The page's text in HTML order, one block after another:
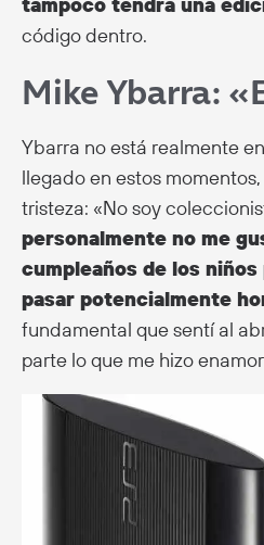
código dentro.
Mike Ybarra:
Ybarra no está realmente
llegado en estos
tristeza: «No soy
personalmente no me
cumpleaños de los
pasar potencialmente
fundamental que sentí al
parte lo que me hizo